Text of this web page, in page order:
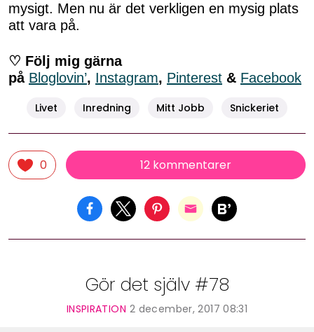
mysigt. Men nu är det verkligen en mysig plats
att vara på.
♡ Följ mig gärna
på Bloglovin’, Instagram, Pinterest & Facebook
Livet Inredning Mitt Jobb Snickeriet
0 12 kommentarer
Gör det själv #78
INSPIRATION 2 december, 2017 08:31